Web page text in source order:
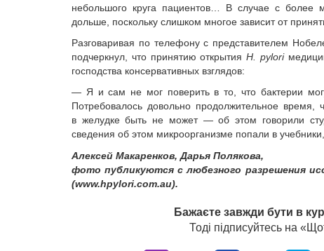
небольшого круга пациентов… В случае с более
дольше, поскольку слишком многое зависит от
Разговаривая по телефону с представителем
подчеркнул, что принятию открытияH. рylori
господства консервативных взглядов:
— Я и сам не мог поверить в то, что бактерии
Потребовалось довольно продолжительное время,
в желудке быть не может — об этом говорили
сведения об этом микроорганизме попали в
Алексей Макаренков, Дарья Полякова,
фото публикуются с любезного разрешения
(www.hpylori.com.au).
Бажаєте завжди бути в
Тоді підписуйтесь на